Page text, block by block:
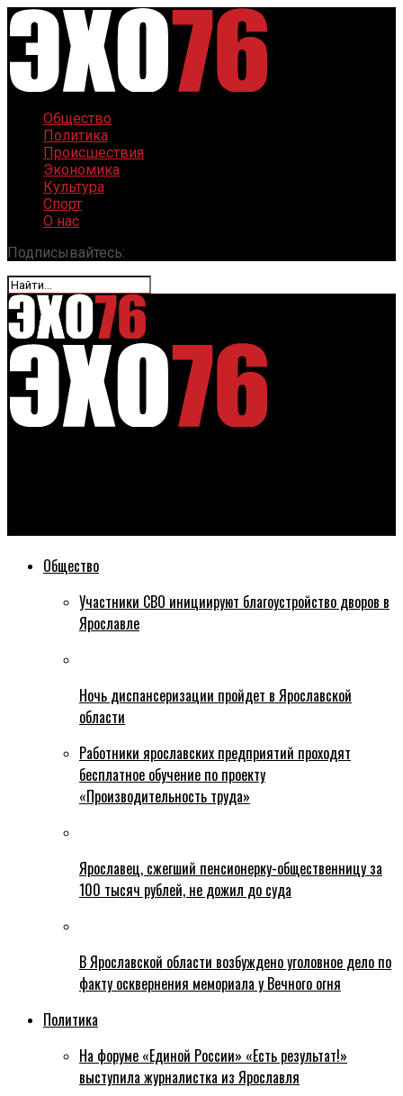
Общество
Политика
Происшествия
Экономика
Культура
Спорт
О нас
Подписывайтесь:
Общество
Участники СВО инициируют благоустройство дворов в
Ярославле
Ночь диспансеризации пройдет в Ярославской
области
Работники ярославских предприятий проходят
бесплатное обучение по проекту
«Производительность труда»
Ярославец, сжегший пенсионерку-общественницу за
100 тысяч рублей, не дожил до суда
В Ярославской области возбуждено уголовное дело по
факту осквернения мемориала у Вечного огня
Политика
На форуме «Единой России» «Есть результат!»
выступила журналистка из Ярославля